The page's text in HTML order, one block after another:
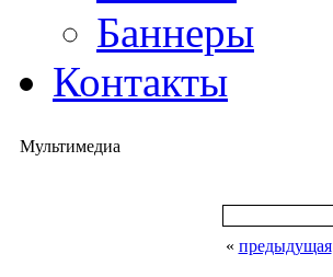
Баннеры
Контакты
Мультимедиа
« предыдущая